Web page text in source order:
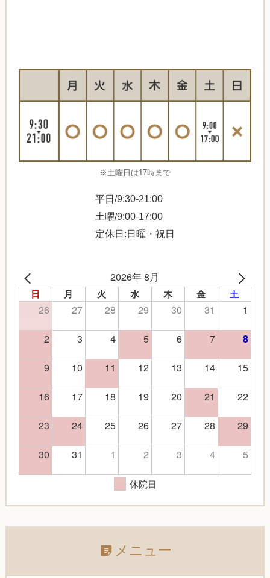
※土曜日は17時まで
平日/9:30-21:00
土曜/9:00-17:00
定休日:日曜・祝日
2026年 8月
日 月 火 水 木 金 土
26 27 28 29 30 31
1
2
3 4 5 6 7 8
9 10 11 12 13 14
15
16
17 18 19 20 21
22
23
24 25 26 27 28
29
30
31 1 2 3 4 5
休院日
メニュー